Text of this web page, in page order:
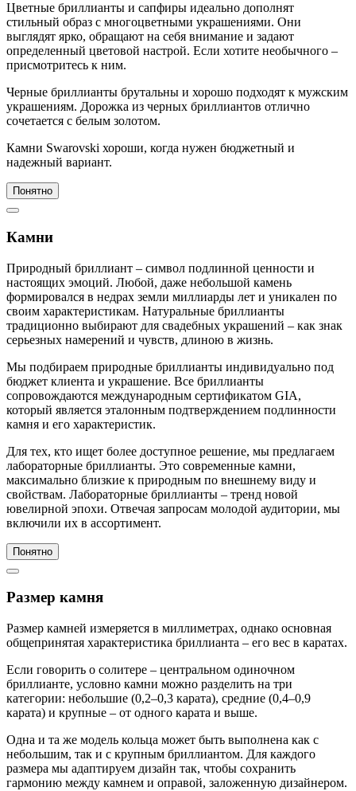
Цветные бриллианты и сапфиры идеально дополнят
стильный образ с многоцветными украшениями. Они
выглядят ярко, обращают на себя внимание и задают
определенный цветовой настрой. Если хотите необычного –
присмотритесь к ним.
Черные бриллианты брутальны и хорошо подходят к мужским
украшениям. Дорожка из черных бриллиантов отлично
сочетается с белым золотом.
Камни Swarovski хороши, когда нужен бюджетный и
надежный вариант.
Понятно
Камни
Природный бриллиант – символ подлинной ценности и
настоящих эмоций. Любой, даже небольшой камень
формировался в недрах земли миллиарды лет и уникален по
своим характеристикам. Натуральные бриллианты
традиционно выбирают для свадебных украшений – как знак
серьезных намерений и чувств, длиною в жизнь.
Мы подбираем природные бриллианты индивидуально под
бюджет клиента и украшение. Все бриллианты
сопровождаются международным сертификатом GIA,
который является эталонным подтверждением подлинности
камня и его характеристик.
Для тех, кто ищет более доступное решение, мы предлагаем
лабораторные бриллианты. Это современные камни,
максимально близкие к природным по внешнему виду и
свойствам. Лабораторные бриллианты – тренд новой
ювелирной эпохи. Отвечая запросам молодой аудитории, мы
включили их в ассортимент.
Понятно
Размер камня
Размер камней измеряется в миллиметрах, однако основная
общепринятая характеристика бриллианта – его вес в каратах.
Если говорить о солитере – центральном одиночном
бриллианте, условно камни можно разделить на три
категории: небольшие (0,2–0,3 карата), средние (0,4–0,9
карата) и крупные – от одного карата и выше.
Одна и та же модель кольца может быть выполнена как с
небольшим, так и с крупным бриллиантом. Для каждого
размера мы адаптируем дизайн так, чтобы сохранить
гармонию между камнем и оправой, заложенную дизайнером.